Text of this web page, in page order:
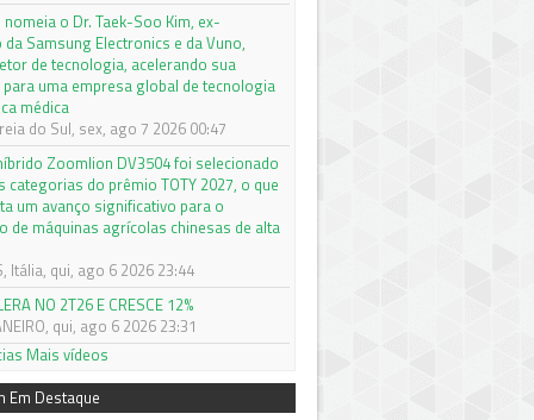
nomeia o Dr. Taek-Soo Kim, ex-
da Samsung Electronics e da Vuno,
de tecnologia, acelerando sua
uma empresa global de tecnologia
médica
do Sul, sex, ago 7 2026 00:47
Zoomlion DV3504 foi selecionado
categorias do prêmio TOTY 2027, o que
um avanço significativo para o
de máquinas agrícolas chinesas de alta
Itália, qui, ago 6 2026 23:44
NO 2T26 E CRESCE 12%
qui, ago 6 2026 23:31
Mais vídeos
Em Destaque